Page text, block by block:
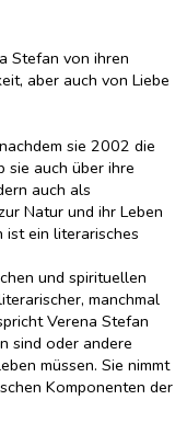
Stefan von ihren
aber auch von Liebe
sie 2002 die
sie auch über ihre
auch als
Natur und ihr Leben
ist ein literarisches
und spirituellen
manchmal
Verena Stefan
sind oder andere
müssen. Sie nimmt
Komponenten der